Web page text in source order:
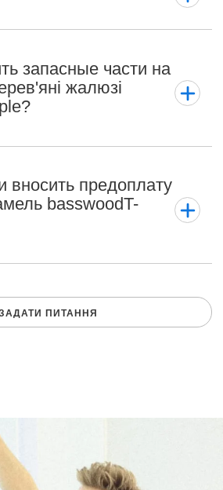
запасные части на
жалюзі
вносить предоплату
basswoodT-
ПИТАННЯ